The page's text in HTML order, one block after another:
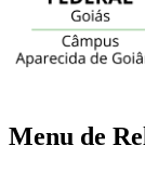
Menu de